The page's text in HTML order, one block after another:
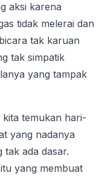
aksi karena
tidak melerai dan
tak karuan
tak simpatik
yang tampak
kita temukan hari-
yang nadanya
tak ada dasar.
yang membuat